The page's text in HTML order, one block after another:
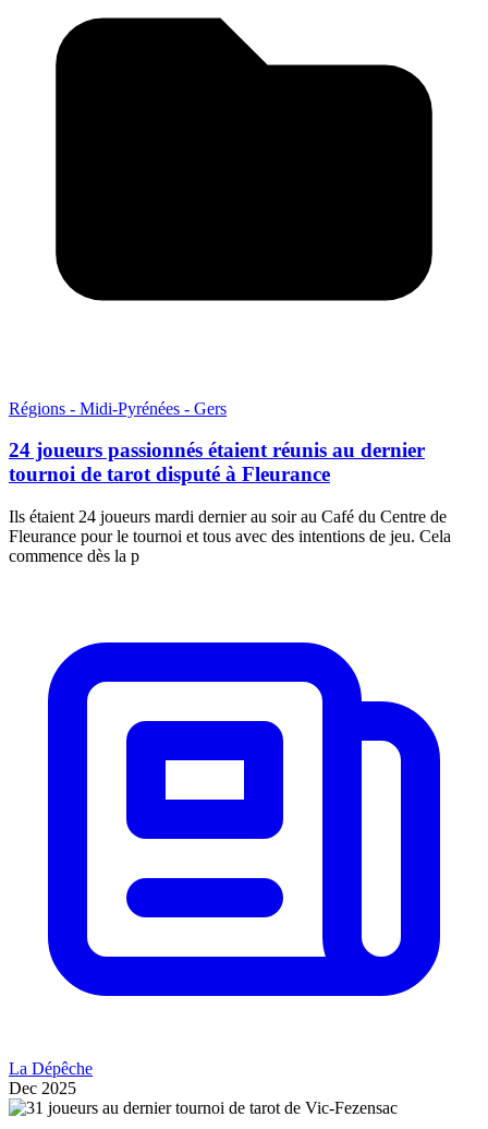
Régions - Midi-Pyrénées - Gers
24 joueurs passionnés étaient réunis au dernier
tournoi de tarot disputé à Fleurance
Ils étaient 24 joueurs mardi dernier au soir au Café du Centre de
Fleurance pour le tournoi et tous avec des intentions de jeu. Cela
commence dès la p
La Dépêche
Dec 2025